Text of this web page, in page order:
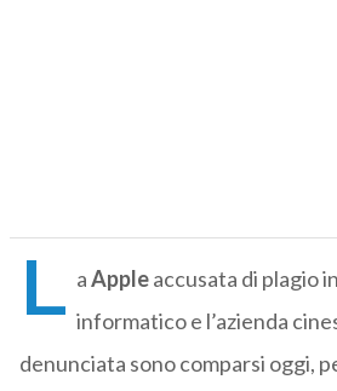
L aAppleaccusata di plagio
informatico e l’azienda
denunciata sono comparsi oggi,